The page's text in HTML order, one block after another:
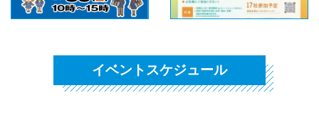
イベントスケジュール